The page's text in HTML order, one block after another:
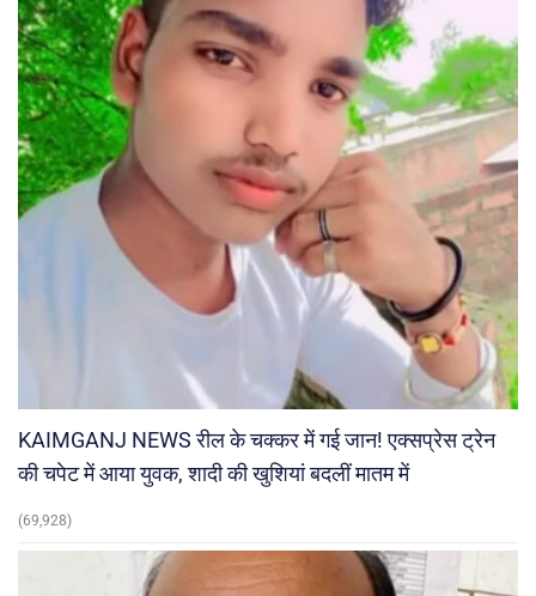
KAIMGANJ NEWS रील के चक्कर में गई जान! एक्सप्रेस ट्रेन
की चपेट में आया युवक, शादी की खुशियां बदलीं मातम में
(69,928)